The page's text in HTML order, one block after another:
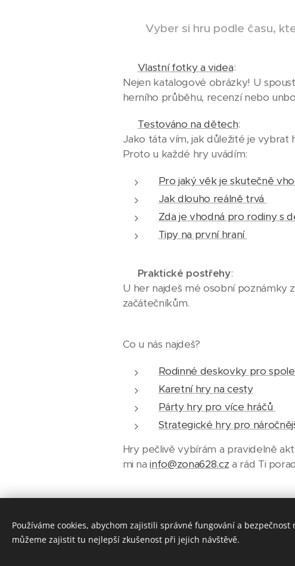
Vyber si hru podle času,
Vlastní fotky a videa:
Nejen katalogové obrázky! U
herního průběhu, recenzí nebo
Testováno na dětech:
Jako táta vím, jak důležité je
Proto u každé hry uvádím:
Pro jaký věk je skutečně
Jak dlouho reálně trvá
Zda je vhodná pro rodiny s
Tipy na první hraní
Praktické postřehy:
U her najdeš mé osobní poznámky
začátečníkům.
Co u nás najdeš?
Rodinné deskovky pro
Karetní hry na cesty
Párty hry pro více hráčů
Strategické hry pro
Hry pečlivě vybírám a pravidelně
mi nainfo@zona628.cz a rád Ti
Některé odkazy vedou na obchody, kde můžete
Používáme cookies, abychom zajistili správné fungování a bezpečnost
můžeme zajistit tu nejlepší zkušenost při jejich návštěvě.